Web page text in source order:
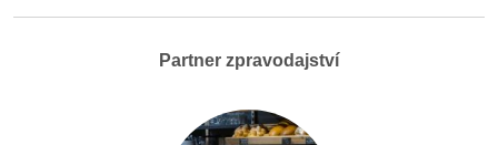
Partner zpravodajství